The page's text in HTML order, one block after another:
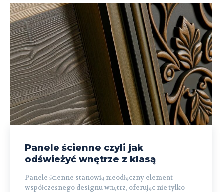
Panele ścienne czyli jak
odświeżyć wnętrze z klasą
Panele ścienne stanowią nieodłączny element
współczesnego designu wnętrz, oferując nie tylko